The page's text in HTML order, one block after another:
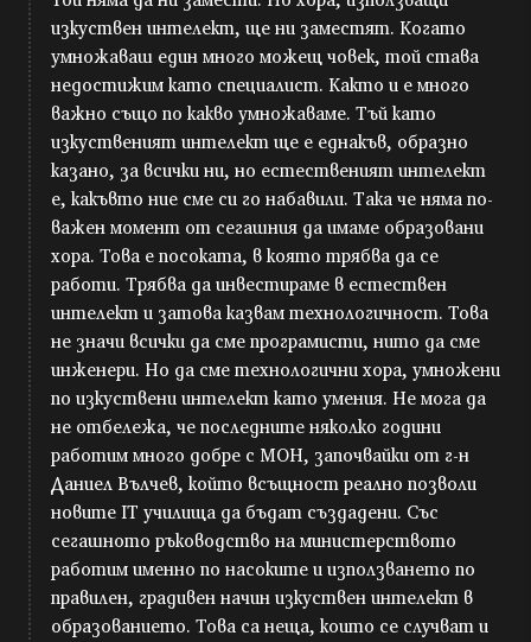
изкуствен интелект, ще ни заместят. Когато
умножаваш един много можещ човек, той става
недостижим като специалист. Както и е много
важно също по какво умножаваме. Тъй като
изкуственият интелект ще е еднакъв, образно
казано, за всички ни, но естественият интелект
е, какъвто ние сме си го набавили. Така че няма по-
важен момент от сегашния да имаме образовани
хора. Това е посоката, в която трябва да се
работи. Трябва да инвестираме в естествен
интелект и затова казвам технологичност. Това
не значи всички да сме програмисти, нито да сме
инженери. Но да сме технологични хора, умножени
по изкуствени интелект като умения. Не мога да
не отбележа, че последните няколко години
работим много добре с МОН, започвайки от г-н
Даниел Вълчев, който всъщност реално позволи
новите IT училища да бъдат създадени. Със
сегашното ръководство на министерството
работим именно по насоките и използването по
правилен, градивен начин изкуствен интелект в
образованието. Това са неща, които се случват и